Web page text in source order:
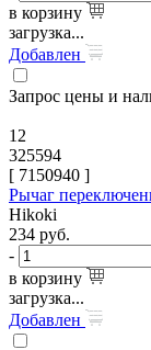
в корзину
загрузка...
Добавлен
Запрос цены и
12
325594
[ 7150940 ]
Рычаг
Hikoki
234 руб.
-
в корзину
загрузка...
Добавлен